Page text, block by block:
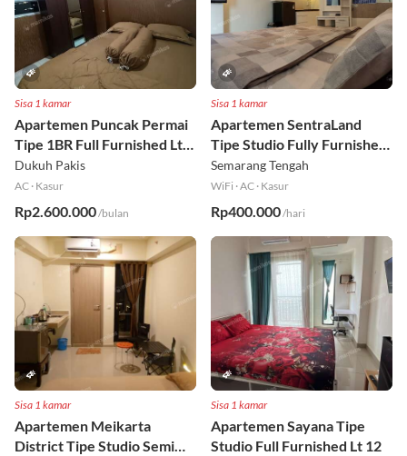
Sisa 1 kamar
Apartemen Puncak Permai
Tipe 1BR Full Furnished Lt
18
Dukuh Pakis
AC · Kasur
Rp2.600.000/bulan
Sisa 1 kamar
Apartemen SentraLand
Tipe Studio Fully Furnished
Lt 8
Semarang Tengah
WiFi ·AC · Kasur
Rp400.000/hari
Sisa 1 kamar
Apartemen Meikarta
District Tipe Studio Semi
Sisa 1 kamar
Apartemen Sayana Tipe
Studio Full Furnished Lt 12